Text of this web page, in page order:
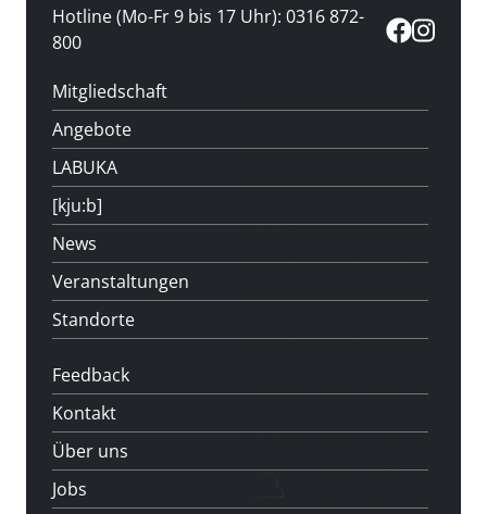
Hotline (Mo-Fr 9 bis 17 Uhr): 0316 872-
800
Mitgliedschaft
Angebote
LABUKA
[kju:b]
News
Veranstaltungen
Standorte
Feedback
Kontakt
Über uns
Jobs